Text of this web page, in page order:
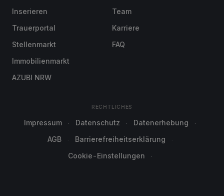
Inserieren
Trauerportal
Stellenmarkt
Immobilienmarkt
AZUBI NRW
Team
Karriere
FAQ
RECHTLICHES
Impressum Datenschutz
Datenerhebung
AGB
Barrierefreiheitserklärung
Cookie-Einstellungen